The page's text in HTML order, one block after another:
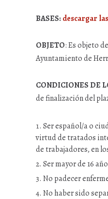
BASES: descargar
OBJETO: Es objeto
Ayuntamiento de
CONDICIONES DE
de finalización del
Ser español/a o
virtud de tratados
de trabajadores, en
Ser mayor de 16
No padecer
No haber sido